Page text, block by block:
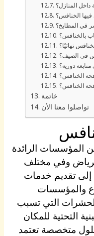
المنازل؟
فيها الخنافس؟
في المطابخ؟
بالخنافس؟
نهائيًا؟
في الصيف؟
دورية؟
الخنافس؟
الخنافس؟
خاتمة
تواصلوا معنا الأن
المؤسسات الرائدة
وفي مختلف
إلى تقديم خدمات
والمؤسسات
التي تسبب
التحتية للمكان
متخصصة تعتمد